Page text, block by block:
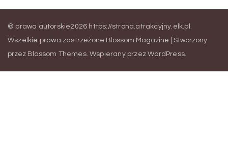
© prawa autorskie2026 https://strona.atrakcyjny.elk.pl .
Wszelkie prawa zastrzeżone.Blossom Magazine | Stworzony
przez Blossom Themes. Wspierany przezWordPress.